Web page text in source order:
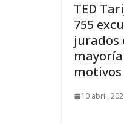
TED
755
jurados
10 abril,